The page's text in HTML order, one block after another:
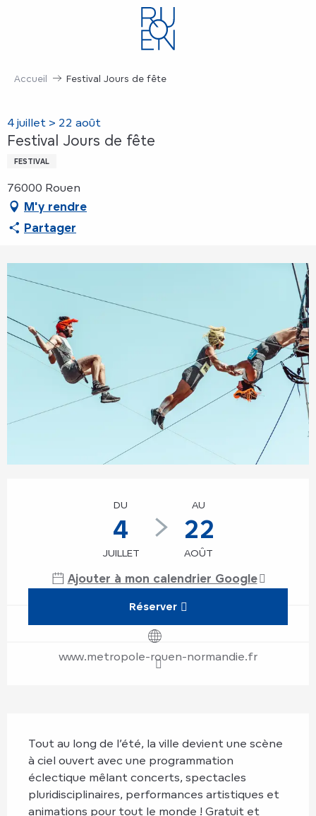
Accueil Festival Jours de fête
4 juillet > 22 août
Festival Jours de fête
FESTIVAL
76000 Rouen
M'y rendre
Partager
DU
4
JUILLET
AU
22
AOÛT
Ajouter à mon calendrier Google
Réserver
www.metropole-rouen-normandie.fr
Tout au long de l’été, la ville devient une scène
à ciel ouvert avec une programmation
éclectique mêlant concerts, spectacles
pluridisciplinaires, performances artistiques et
animations pour tout le monde ! Gratuit et